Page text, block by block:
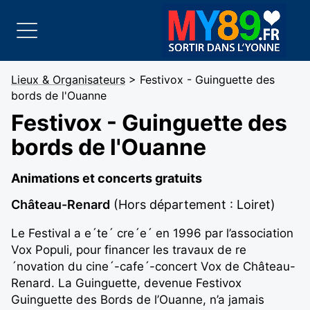
Lieux & Organisateurs > Festivox - Guinguette des
bords de l'Ouanne
Festivox - Guinguette des
bords de l'Ouanne
Animations et concerts gratuits
Château-Renard (Hors département : Loiret)
Le Festival a e´te´ cre´e´ en 1996 par l’association
Vox Populi, pour financer les travaux de re
´novation du cine´-cafe´-concert Vox de Château-
Renard. La Guinguette, devenue Festivox
Guinguette des Bords de l’Ouanne, n’a jamais